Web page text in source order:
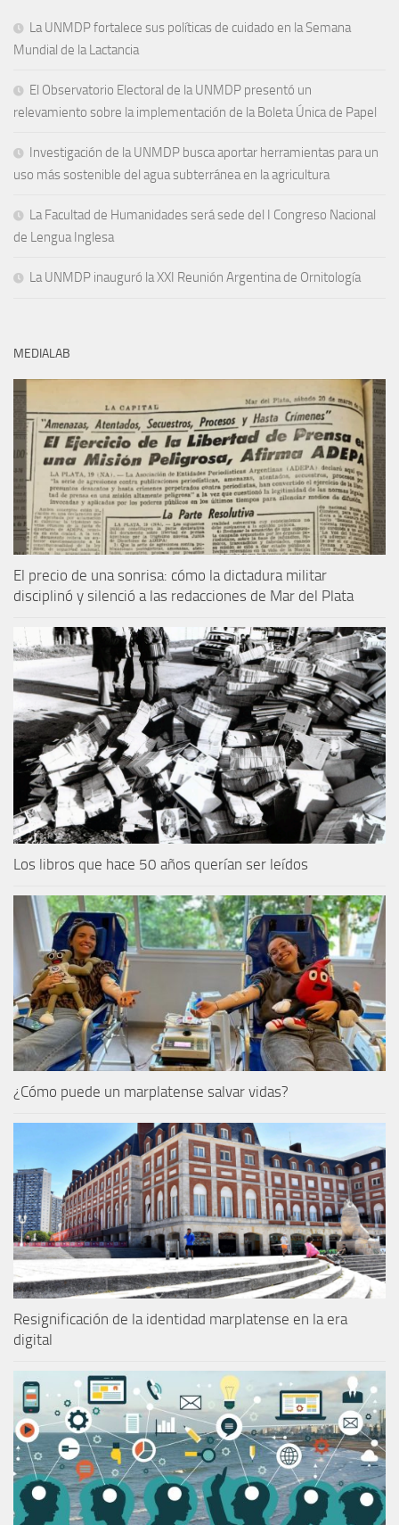
La UNMDP fortalece sus políticas de cuidado en la Semana
Mundial de la Lactancia
El Observatorio Electoral de la UNMDP presentó un
relevamiento sobre la implementación de la Boleta Única de Papel
Investigación de la UNMDP busca aportar herramientas para un
uso más sostenible del agua subterránea en la agricultura
La Facultad de Humanidades será sede del I Congreso Nacional
de Lengua Inglesa
La UNMDP inauguró la XXI Reunión Argentina de Ornitología
MEDIALAB
El precio de una sonrisa: cómo la dictadura militar
disciplinó y silenció a las redacciones de Mar del Plata
Los libros que hace 50 años querían ser leídos
¿Cómo puede un marplatense salvar vidas?
Resignificación de la identidad marplatense en la era
digital